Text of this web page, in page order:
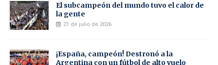
El subcampeón del mundo tuvo el calor de
la gente
21 de julio de 2026
¡España, campeón! Destronó a la
Argentina con un fútbol de alto vuelo